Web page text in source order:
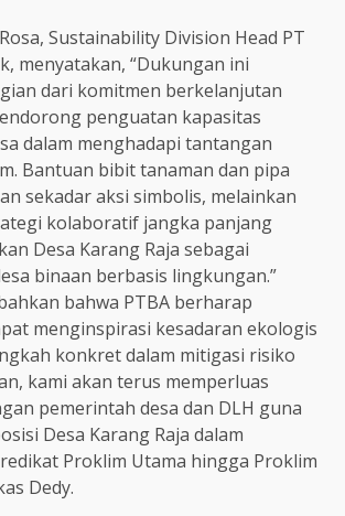
Sustainability Division Head PT
menyatakan, “Dukungan ini
dari komitmen berkelanjutan
penguatan kapasitas
dalam menghadapi tantangan
Bantuan bibit tanaman dan pipa
sekadar aksi simbolis, melainkan
kolaboratif jangka panjang
Desa Karang Raja sebagai
binaan berbasis lingkungan.”
bahwa PTBA berharap
menginspirasi kesadaran ekologis
konkret dalam mitigasi risiko
kami akan terus memperluas
pemerintah desa dan DLH guna
Desa Karang Raja dalam
Proklim Utama hingga Proklim
Dedy.